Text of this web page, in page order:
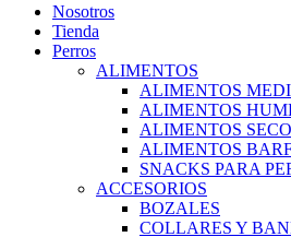
Nosotros
Tienda
Perros
ALIMENTOS
ALIMENTOS
ALIMENTOS
ALIMENTOS
ALIMENTOS
SNACKS PARA
ACCESORIOS
BOZALES
COLLARES Y